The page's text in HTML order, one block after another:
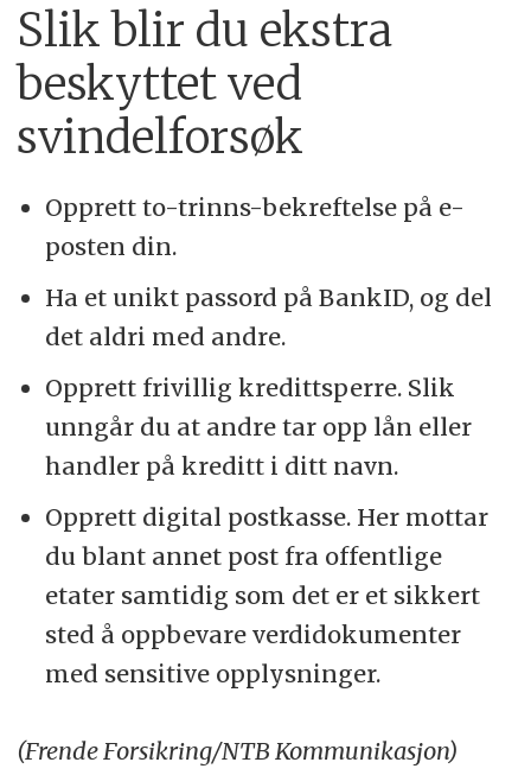
Slik blir du ekstra
beskyttet ved
svindelforsøk
Opprett to-trinns-bekreftelse på e-
posten din.
Ha et unikt passord på BankID, og del
det aldri med andre.
Opprett frivillig kredittsperre. Slik
unngår du at andre tar opp lån eller
handler på kreditt i ditt navn.
Opprett digital postkasse. Her mottar
du blant annet post fra offentlige
etater samtidig som det er et sikkert
sted å oppbevare verdidokumenter
med sensitive opplysninger.
(Frende Forsikring/NTB Kommunikasjon)